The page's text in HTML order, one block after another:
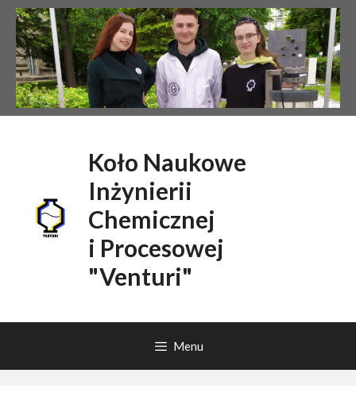
Przejdź
treści
Koło Naukowe
Inżynierii
Chemicznej
i Procesowej
"Venturi"
Menu